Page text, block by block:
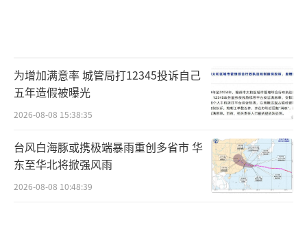
为增加满意率 城管局打12345投诉自己
五年造假被曝光
2026-08-08 15:38:35
台风白海豚或携极端暴雨重创多省市 华
东至华北将掀强风雨
2026-08-08 10:48:39